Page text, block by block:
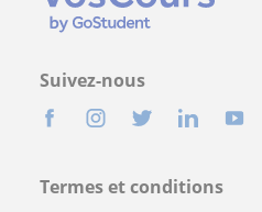
Suivez-nous
Termes et conditions